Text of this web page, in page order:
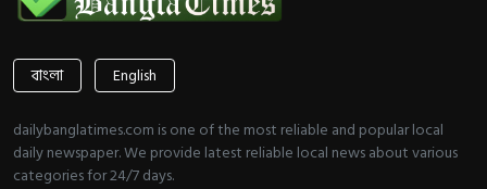
বাংলা English
dailybanglatimes.com is one of the most reliable and popular local
daily newspaper. We provide latest reliable local news about various
categories for 24/7 days.